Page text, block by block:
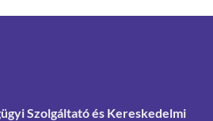
Szolgáltató és Kereskedelmi